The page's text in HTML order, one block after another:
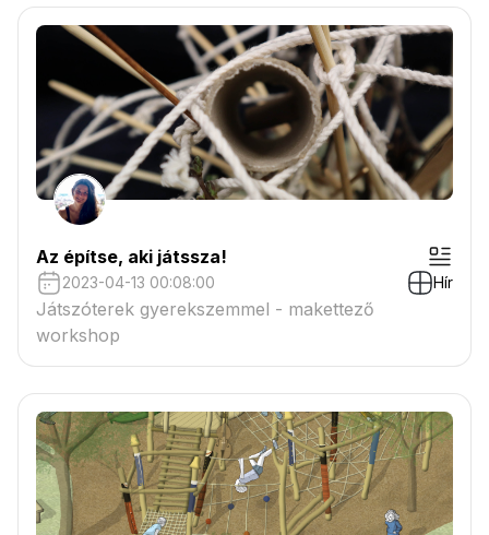
Az építse, aki játssza!
2023-04-13 00:08:00 Hír
Játszóterek gyerekszemmel - makettező
workshop